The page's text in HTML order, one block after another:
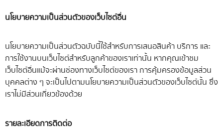
นโยบายความเป็นส่วนตัวของเว็บไซต์อื่น
นโยบายความเป็นส่วนตัวฉบับนี้ใช้สำหรับการเสนอสินค้า บริการ และ
การใช้งานบนเว็บไซต์สำหรับลูกค้าของเราเท่านั้น หากคุณเข้าชม
เว็บไซต์อื่นแม้จะผ่านช่องทางเว็บไซต์ของเรา การคุ้มครองข้อมูลส่วน
บุคคลต่าง ๆ จะเป็นไปตามนโยบายความเป็นส่วนตัวของเว็บไซต์นั้น ซึ่ง
เราไม่มีส่วนเกี่ยวข้องด้วย
รายละเอียดการติดต่อ